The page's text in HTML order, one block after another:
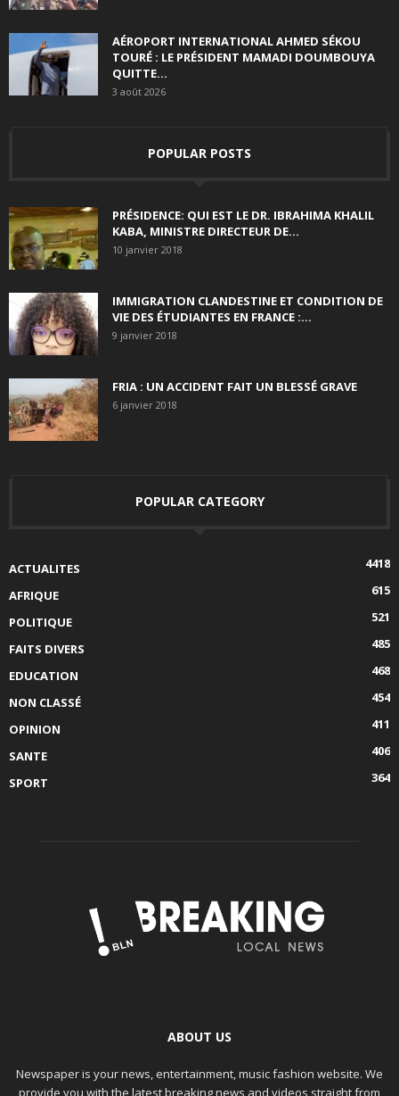
AÉROPORT INTERNATIONAL AHMED SÉKOU
TOURÉ : LE PRÉSIDENT MAMADI DOUMBOUYA
QUITTE...
3 août 2026
POPULAR POSTS
PRÉSIDENCE: QUI EST LE DR. IBRAHIMA KHALIL
KABA, MINISTRE DIRECTEUR DE...
10 janvier 2018
IMMIGRATION CLANDESTINE ET CONDITION DE
VIE DES ÉTUDIANTES EN FRANCE :...
9 janvier 2018
FRIA : UN ACCIDENT FAIT UN BLESSÉ GRAVE
6 janvier 2018
POPULAR CATEGORY
ACTUALITES
4418
AFRIQUE
615
POLITIQUE
521
FAITS DIVERS
485
EDUCATION
468
NON CLASSÉ
454
OPINION
411
SANTE
406
SPORT
364
ABOUT US
Newspaper is your news, entertainment, music fashion website. We
provide you with the latest breaking news and videos straight from